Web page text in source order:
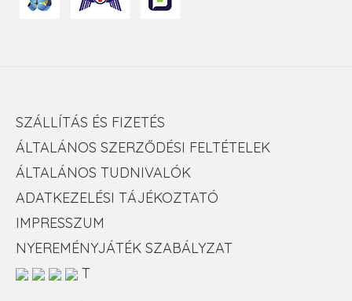
SZÁLLÍTÁS ÉS FIZETÉS
ÁLTALÁNOS SZERZŐDÉSI FELTÉTELEK
ÁLTALÁNOS TUDNIVALÓK
ADATKEZELÉSI TÁJÉKOZTATÓ
IMPRESSZUM
NYEREMÉNYJÁTÉK SZABÁLYZAT
T